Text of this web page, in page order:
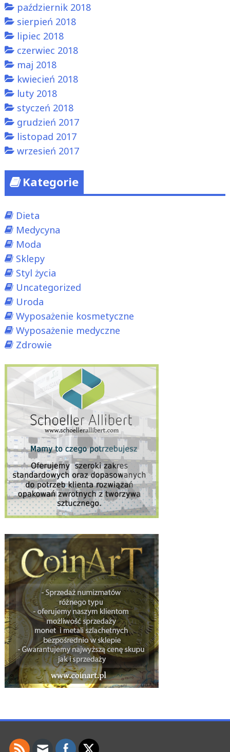
październik 2018
sierpień 2018
lipiec 2018
czerwiec 2018
maj 2018
kwiecień 2018
luty 2018
styczeń 2018
grudzień 2017
listopad 2017
wrzesień 2017
Kategorie
Dieta
Medycyna
Moda
Sklepy
Styl życia
Uncategorized
Uroda
Wyposażenie kosmetyczne
Wyposażenie medyczne
Zdrowie